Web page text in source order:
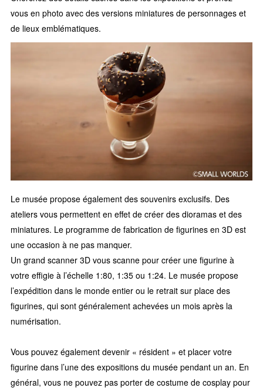
vous en photo avec des versions miniatures de personnages et
de lieux emblématiques.
Le musée propose également des souvenirs exclusifs. Des
ateliers vous permettent en effet de créer des dioramas et des
miniatures. Le programme de fabrication de figurines en 3D est
une occasion à ne pas manquer.
Un grand scanner 3D vous scanne pour créer une figurine à
votre effigie à l’échelle 1:80, 1:35 ou 1:24. Le musée propose
l’expédition dans le monde entier ou le retrait sur place des
figurines, qui sont généralement achevées un mois après la
numérisation.
Vous pouvez également devenir « résident » et placer votre
figurine dans l’une des expositions du musée pendant un an. En
général, vous ne pouvez pas porter de costume de cosplay pour